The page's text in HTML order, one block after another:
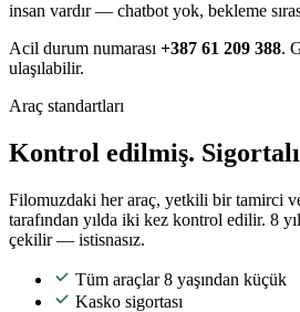
insan vardır — chatbot yok, bekleme
Acil durum numarası +387 61 209 388.
ulaşılabilir.
Araç standartları
Kontrol edilmiş.
Filomuzdaki her araç, yetkili bir tamirci
tarafından yılda iki kez kontrol edilir. 8
çekilir — istisnasız.
Tüm araçlar 8 yaşından küçük
Kasko sigortası